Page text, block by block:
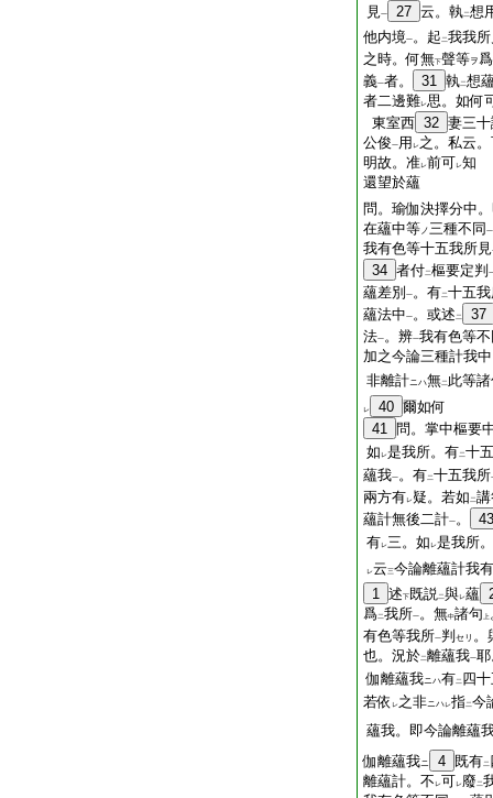
見一 27 云。執二想
他内境一。起 二我我
之時。何無下聲等ヲ爲
義一者。 31 執二想
者二邊難レ思。如何
東室西 32 妻三
公俊一用 レ之。私云
明故。准レ前可レ知
還望於蘊
問。瑜伽決擇分中
在蘊中等ノ三種不同 一
我有色等十五我所見
34 者付二樞要定判
蘊差別 一。有二十五
蘊法中一。或述 二
37
法一。辨一我有色等
加之今論三種計我
非離計ニハ無二 此等
レ 40 爾如何
41 問。掌中樞要
如 レ是我所。有二十
蘊我一。有二十五我所
兩方有レ疑。若如 二
蘊計無後二計一。
43
有レ三。如 レ是我所
レ云三今論離蘊計我有
1 述下既説二與レ蘊
爲二我所一。無中諸句 上
有色等我所一判 セリ 。
也。況於二離蘊我一
伽離蘊我ニハ有二 四
若依 レ之非ニハレ指二今
蘊我。即今論離蘊
伽離蘊我ニ 4 既有二
離蘊計。不 レ可レ廢 二